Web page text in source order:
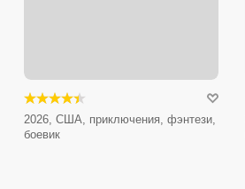
2026, США, приключения, фэнтези,
боевик